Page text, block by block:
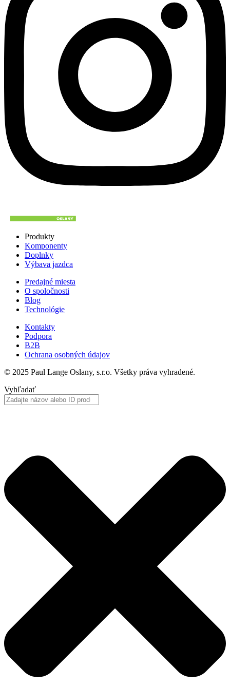
Produkty
Komponenty
Doplnky
Výbava jazdca
Predajné miesta
O spoločnosti
Blog
Technológie
Kontakty
Podpora
B2B
Ochrana osobných údajov
© 2025 Paul Lange Oslany, s.r.o. Všetky práva vyhradené.
Vyhľadať